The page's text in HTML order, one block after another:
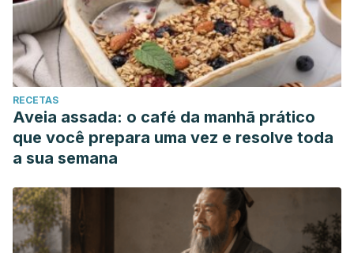
RECETAS
Aveia assada: o café da manhã prático
que você prepara uma vez e resolve toda
a sua semana